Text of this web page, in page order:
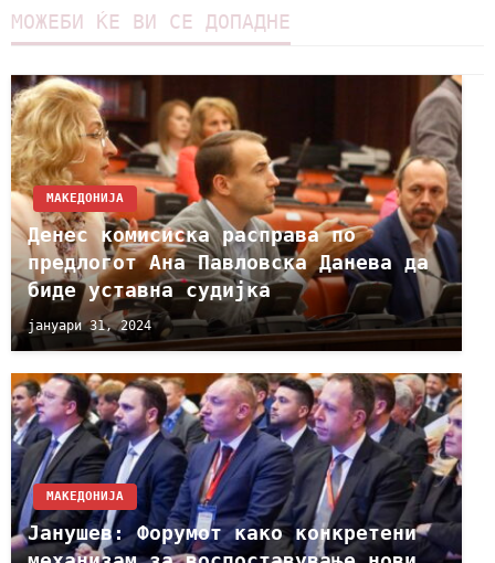
МОЖЕБИ ЌЕ ВИ СЕ ДОПАДНЕ
МАКЕДОНИЈА
Денес комисиска расправа по
предлогот Ана Павловска Данева да
биде уставна судијка
јануари 31, 2024
МАКЕДОНИЈА
Јанушев: Форумот како конкретени